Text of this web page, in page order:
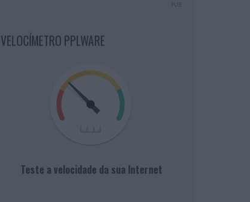
PUB
VELOCÍMETRO PPLWARE
Teste a velocidade da sua Internet